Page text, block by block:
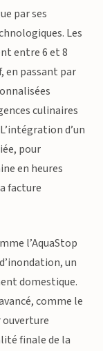
par ses
Les
entre 6 et 8
en passant par
culinaires
d’un
pour
en heures
facture
l’AquaStop
un
domestique.
comme le
ouverture
finale de la